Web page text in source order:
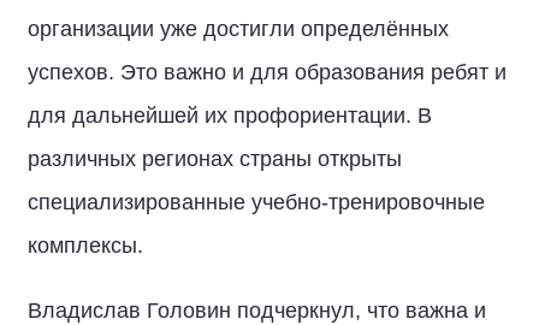
организации уже достигли определённых
успехов. Это важно и для образования ребят и
для дальнейшей их профориентации. В
различных регионах страны открыты
специализированные учебно-тренировочные
комплексы.
Владислав Головин подчеркнул, что важна и